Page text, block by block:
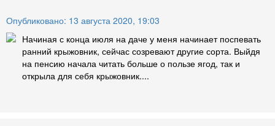
Опубликовано: 13 августа 2020, 19:03
Начиная с конца июля на даче у меня начинает поспевать
ранний крыжовник, сейчас созревают другие сорта. Выйдя
на пенсию начала читать больше о пользе ягод, так и
открыла для себя крыжовник....